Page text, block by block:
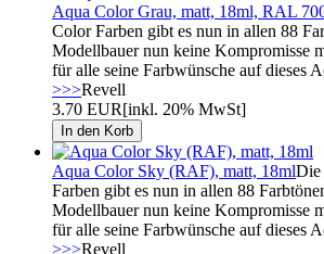
Aqua Color Grau, matt, 18ml, RAL
Color Farben gibt es nun in allen 88
Modellbauer nun keine Kompromisse
für alle seine Farbwünsche auf dieses
>>>Revell
3.70 EUR[inkl. 20% MwSt]
Aqua Color Sky (RAF), matt, 18mlDie
Farben gibt es nun in allen 88
Modellbauer nun keine Kompromisse
für alle seine Farbwünsche auf dieses
>>>Revell